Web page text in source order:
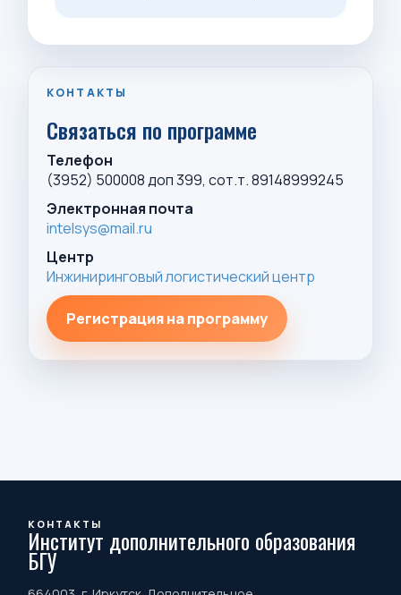
КОНТАКТЫ
Связаться по программе
Телефон
(3952) 500008 доп 399, сот.т. 89148999245
Электронная почта
intelsys@mail.ru
Центр
Инжиниринговый логистический центр
Регистрация на программу
КОНТАКТЫ
Институт дополнительного образования
БГУ